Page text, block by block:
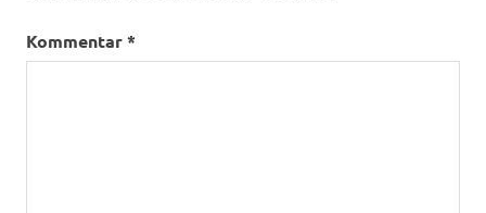
Kommentar*